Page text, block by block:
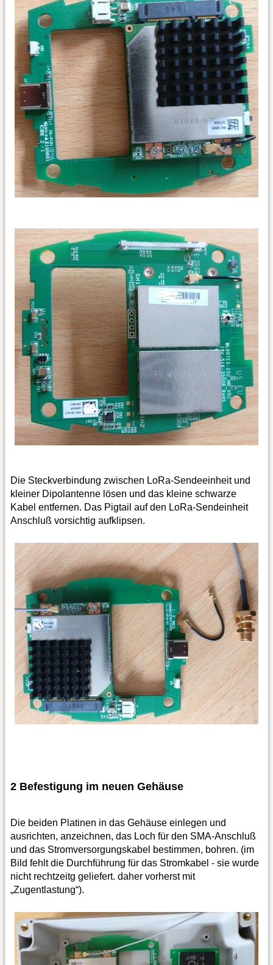
Die Steckverbindung zwischen LoRa-Sendeeinheit und
kleiner Dipolantenne lösen und das kleine schwarze
Kabel entfernen. Das Pigtail auf den LoRa-Sendeinheit
Anschluß vorsichtig aufklipsen.
2 Befestigung im neuen Gehäuse
Die beiden Platinen in das Gehäuse einlegen und
ausrichten, anzeichnen, das Loch für den SMA-Anschluß
und das Stromversorgungskabel bestimmen, bohren. (im
Bild fehlt die Durchführung für das Stromkabel - sie wurde
nicht rechtzeitg geliefert. daher vorherst mit
„Zugentlastung“).